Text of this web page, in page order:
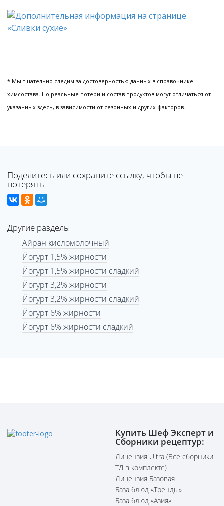
* Мы тщательно следим за достоверностью данных в справочнике
химсостава. Но реальные потери и состав продуктов могут отличаться от
указанных здесь, в-зависимости от сезонных и других факторов.
Поделитесь или сохраните ссылку, чтобы не
потерять
Другие разделы
Айран кисломолочный
Йогурт 1,5% жирности
Йогурт 1,5% жирности сладкий
Йогурт 3,2% жирности
Йогурт 3,2% жирности сладкий
Йогурт 6% жирности
Йогурт 6% жирности сладкий
Купить Шеф Эксперт и
Сборники рецептур:
Лицензия Ultra (Все сборники
ТД в комплекте)
Лицензия Базовая
База блюд «Тренды»
База блюд «Азия»